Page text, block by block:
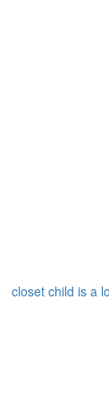
closet child is a